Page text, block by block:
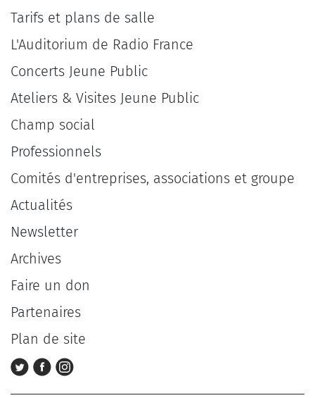
Tarifs et plans de salle
L'Auditorium de Radio France
Concerts Jeune Public
Ateliers & Visites Jeune Public
Champ social
Professionnels
Comités d'entreprises, associations et groupe
Actualités
Newsletter
Archives
Faire un don
Partenaires
Plan de site